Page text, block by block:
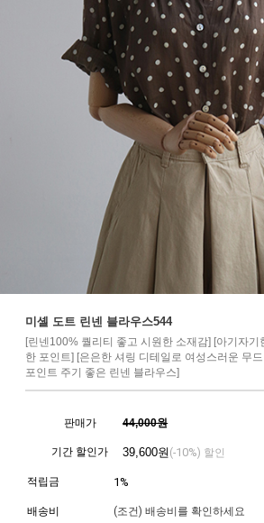
미셸 도트 린넨 블라우스544
[린넨100% 퀄리티 좋고 시원한 소재감] [아기자
한 포인트] [은은한 셔링 디테일로 여성스러운 무
포인트 주기 좋은 린넨 블라우스]
판매가 44,000원
기간 할인가 39,600원 (-10%) 할인
적립금 1%
배송비 (조건) 배송비를 확인하세요